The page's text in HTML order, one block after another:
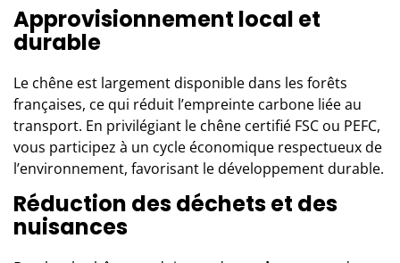
Approvisionnement local et
durable
Le chêne est largement disponible dans les forêts
françaises, ce qui réduit l’empreinte carbone liée au
transport. En privilégiant le chêne certifié FSC ou PEFC,
vous participez à un cycle économique respectueux de
l’environnement, favorisant le développement durable.
Réduction des déchets et des
nuisances